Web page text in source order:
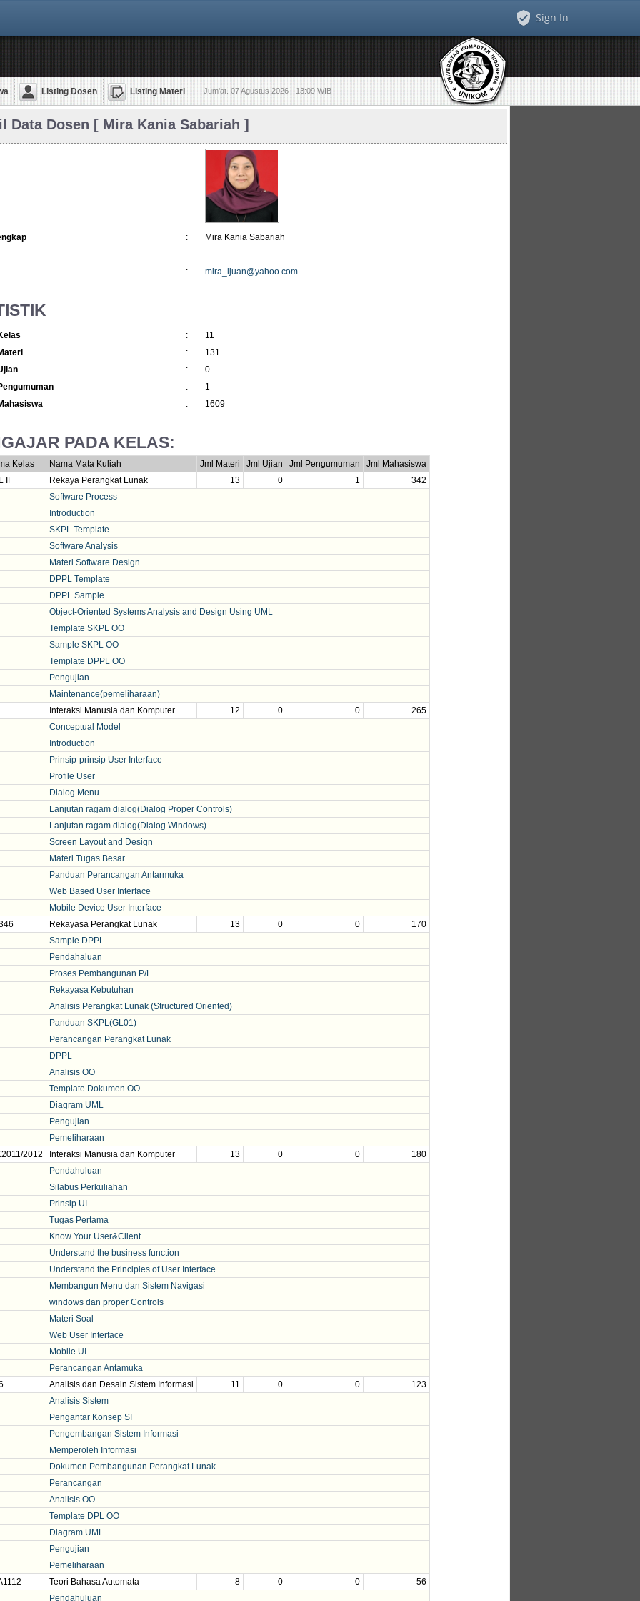
Sign In
Listing Dosen Listing Materi Jum'at. 07 Agustus 2026 - 13:09 WIB
Data Dosen [ Mira Kania Sabariah ]
: Mira Kania Sabariah
: mira_ljuan@yahoo.com
:
11
:
131
:
0
:
1
: 1609
PADA KELAS:
Kelas Nama Mata Kuliah Jml Materi Jml Ujian Jml Pengumuman
Jml Mahasiswa
IF
Rekaya Perangkat Lunak 13 0 1
342
Software Process
Introduction
SKPL Template
Software Analysis
Materi Software Design
DPPL Template
DPPL Sample
Object-Oriented Systems Analysis and Design Using UML
Template SKPL OO
Sample SKPL OO
Template DPPL OO
Pengujian
Maintenance(pemeliharaan)
Interaksi Manusia dan Komputer
12 0 0
265
Conceptual Model
Introduction
Prinsip-prinsip User Interface
Profile User
Dialog Menu
Lanjutan ragam dialog(Dialog Proper Controls)
Lanjutan ragam dialog(Dialog Windows)
Screen Layout and Design
Materi Tugas Besar
Panduan Perancangan Antarmuka
Web Based User Interface
Mobile Device User Interface
Rekayasa Perangkat Lunak 13 0 0
170
Sample DPPL
Pendahaluan
Proses Pembangunan P/L
Rekayasa Kebutuhan
Analisis Perangkat Lunak (Structured Oriented)
Panduan SKPL(GL01)
Perancangan Perangkat Lunak
DPPL
Analisis OO
Template Dokumen OO
Diagram UML
Pengujian
Pemeliharaan
2012
Interaksi Manusia dan Komputer 13 0 0
180
Pendahuluan
Silabus Perkuliahan
Prinsip UI
Tugas Pertama
Know Your User&Client
Understand the business function
Understand the Principles of User Interface
Membangun Menu dan Sistem Navigasi
windows dan proper Controls
Materi Soal
Web User Interface
Mobile UI
Perancangan Antamuka
Analisis dan Desain Sistem Informasi 11 0 0
123
Analisis Sistem
Pengantar Konsep SI
Pengembangan Sistem Informasi
Memperoleh Informasi
Dokumen Pembangunan Perangkat Lunak
Perancangan
Analisis OO
Template DPL OO
Diagram UML
Pengujian
Pemeliharaan
Teori Bahasa Automata 8 0 0
56
Pendahuluan